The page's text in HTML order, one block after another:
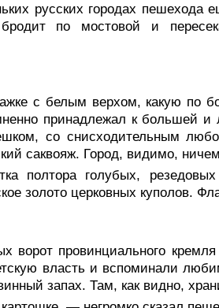
русских городах
бродит по мостовой и
с белым верхом, какую по
принадлежал к большей
со снисходительным
саквояж. Город, видимо,
полтора голубых,
золото церковных куполов.
ворот провинциального
власть и вспоминали
запах. Там, как видно,